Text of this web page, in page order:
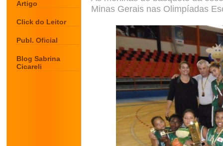
Artigo
Click do Leitor
Publ. Oficial
Blog Sabrina
Cicareli
Minas Gerais nas Olimpíadas